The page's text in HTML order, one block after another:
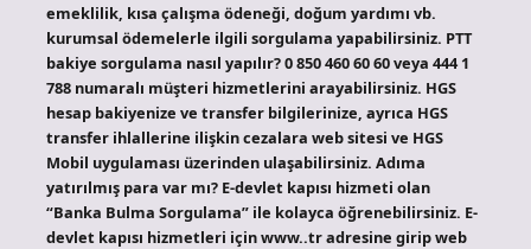
emeklilik, kısa çalışma ödeneği, doğum yardımı vb.
kurumsal ödemelerle ilgili sorgulama yapabilirsiniz. PTT
bakiye sorgulama nasıl yapılır? 0 850 460 60 60 veya 444 1
788 numaralı müşteri hizmetlerini arayabilirsiniz. HGS
hesap bakiyenize ve transfer bilgilerinize, ayrıca HGS
transfer ihlallerine ilişkin cezalara web sitesi ve HGS
Mobil uygulaması üzerinden ulaşabilirsiniz. Adıma
yatırılmış para var mı? E-devlet kapısı hizmeti olan
“Banka Bulma Sorgulama” ile kolayca öğrenebilirsiniz. E-
devlet kapısı hizmetleri için www..tr adresine girip web